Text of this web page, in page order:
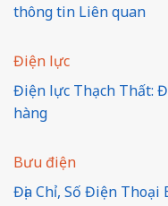
thông tin Liên quan
Điện lực
Điện lực Thạch Thất:
hàng
Bưu điện
Địa Chỉ, Số Điện